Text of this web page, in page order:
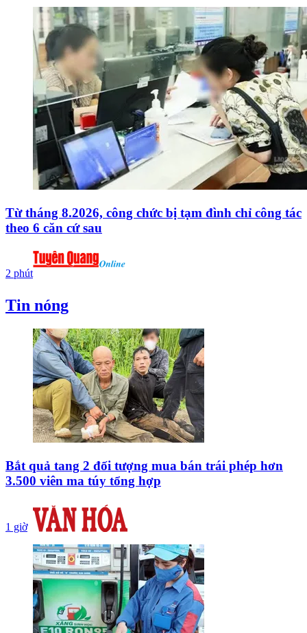
Từ tháng 8.2026, công chức bị tạm đình chỉ công tác
theo 6 căn cứ sau
2 phút
Tin nóng
Bắt quả tang 2 đối tượng mua bán trái phép hơn
3.500 viên ma túy tổng hợp
1 giờ